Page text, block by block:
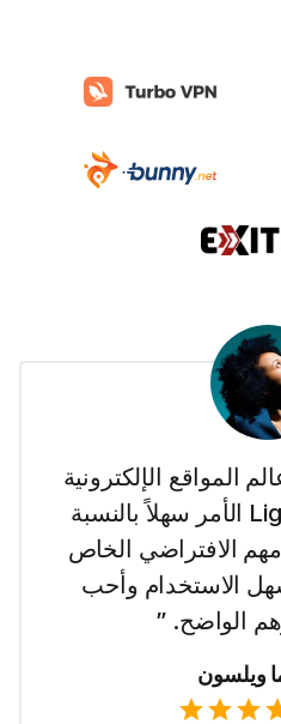
المواقع الإلكترونية
وجعل LightNode الأمر سهلاً بالنسبة
الافتراضي الخاص
الاستخدام وأحب
الواضح. ”
ويلسون